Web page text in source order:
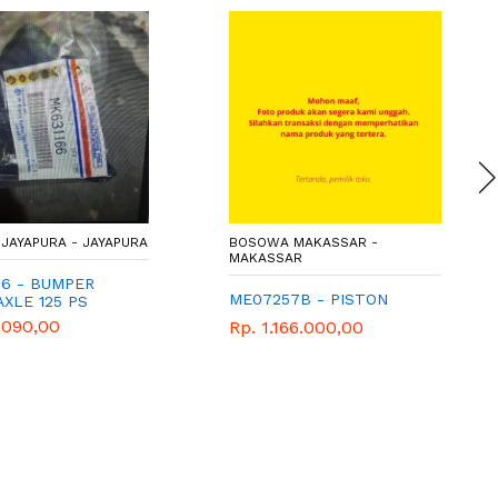
- JAYAPURA
- BUMPER
125 PS
BOSOWA MAKASSAR -
MAKASSAR
ME07257B - PISTON
Rp. 1.166.000,00